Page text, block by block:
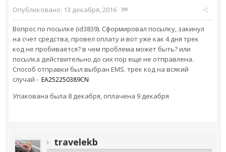
Опубликовано: 13 декабря, 2016 ·
Вопрос по посылке (id3839). Сформировал посылку, закинул
на счет средства, провел оплату и вот уже как 4 дня трек
код не пробивается? в чем проблема может быть? или
посылка действительно до сих пор еще не отправлена.
Способ отправки был выбран EMS. трек код на всякий
случай - EA252250389CN
Упакована была 8 декабря, оплачена 9 декабря
travelekb